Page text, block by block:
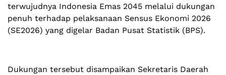
terwujudnya Indonesia Emas 2045 melalui dukungan
penuh terhadap pelaksanaan Sensus Ekonomi 2026
(SE2026) yang digelar Badan Pusat Statistik (BPS).
Dukungan tersebut disampaikan Sekretaris Daerah